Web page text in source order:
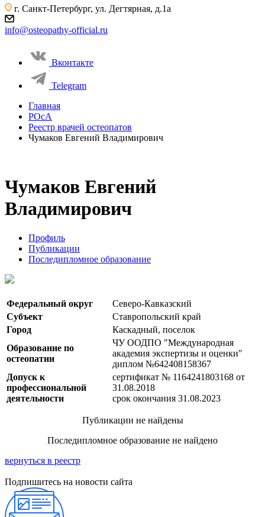
г. Санкт-Петербург, ул. Дегтярная, д.1а
info@osteopathy-official.ru
Вконтакте
Telegram
Главная
РОсА
Реестр врачей остеопатов
Чумаков Евгений Владимирович
Чумаков Евгений
Владимирович
Профиль
Публикации
Последипломное образование
Федеральный округ
Северо-Кавказский
Субъект
Ставропольский край
Город
Каскадный, поселок
Образование по
остеопатии
ЧУ ООДПО "Международная
академия экспертизы и оценки"
диплом №642408158367
Допуск к
профессиональной
деятельности
сертификат № 1164241803168 от
31.08.2018
срок окончания 31.08.2023
Публикации не найдены
Последипломное образование не найдено
вернуться в реестр
Подпишитесь на новости сайта